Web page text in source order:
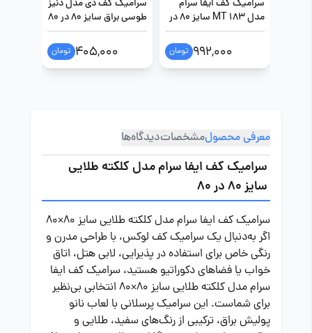
سرامیک کف ایفا سرام
مدل MT 183 سایز 80 در
80
992,000 تومان
سرامیک کف دی مدل دنیز
طوسی براق سایز 80 در 80
405,000 تومان
معرفی محصولمشخصاتدیدگاه‌ها
سرامیک کف ایفا سرام مدل کلکته طلایی
سایز 80 در 80
سرامیک کف ایفا سرام مدل کلکته طلایی سایز ۸۰×۸۰
اگر به‌دنبال یک سرامیک کف لوکس، با طراحی مدرن و
رنگی خاص برای استفاده در پذیرایی، لابی هتل، اتاق
خواب یا فضاهای دکوراتیو هستید، سرامیک کف ایفا
سرام مدل کلکته طلایی سایز ۸۰×۸۰ انتخابی بی‌نظیر
برای شماست. این سرامیک پرسلانی با لعاب نانو
پولیش براق، ترکیبی از رنگ‌های سفید، طلایی و